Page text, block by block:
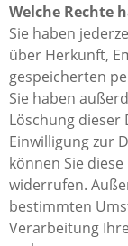
Welche Rechte
Sie haben
über Herkunft,
gespeicherten
Sie haben
Löschung dieser
Einwilligung zur
können Sie
widerrufen.
bestimmten
Verarbeitung